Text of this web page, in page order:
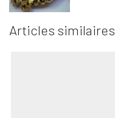
Articles similaires